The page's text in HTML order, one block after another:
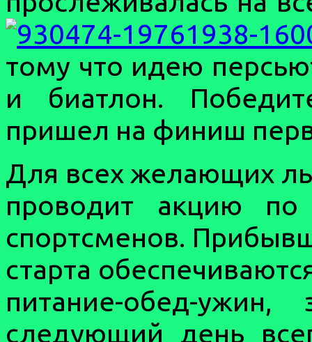
тому что идею
и биатлон.
пришел на финиш
Для всех желающих
проводит акцию
спортсменов.
старта
питание-обед-
следующий день